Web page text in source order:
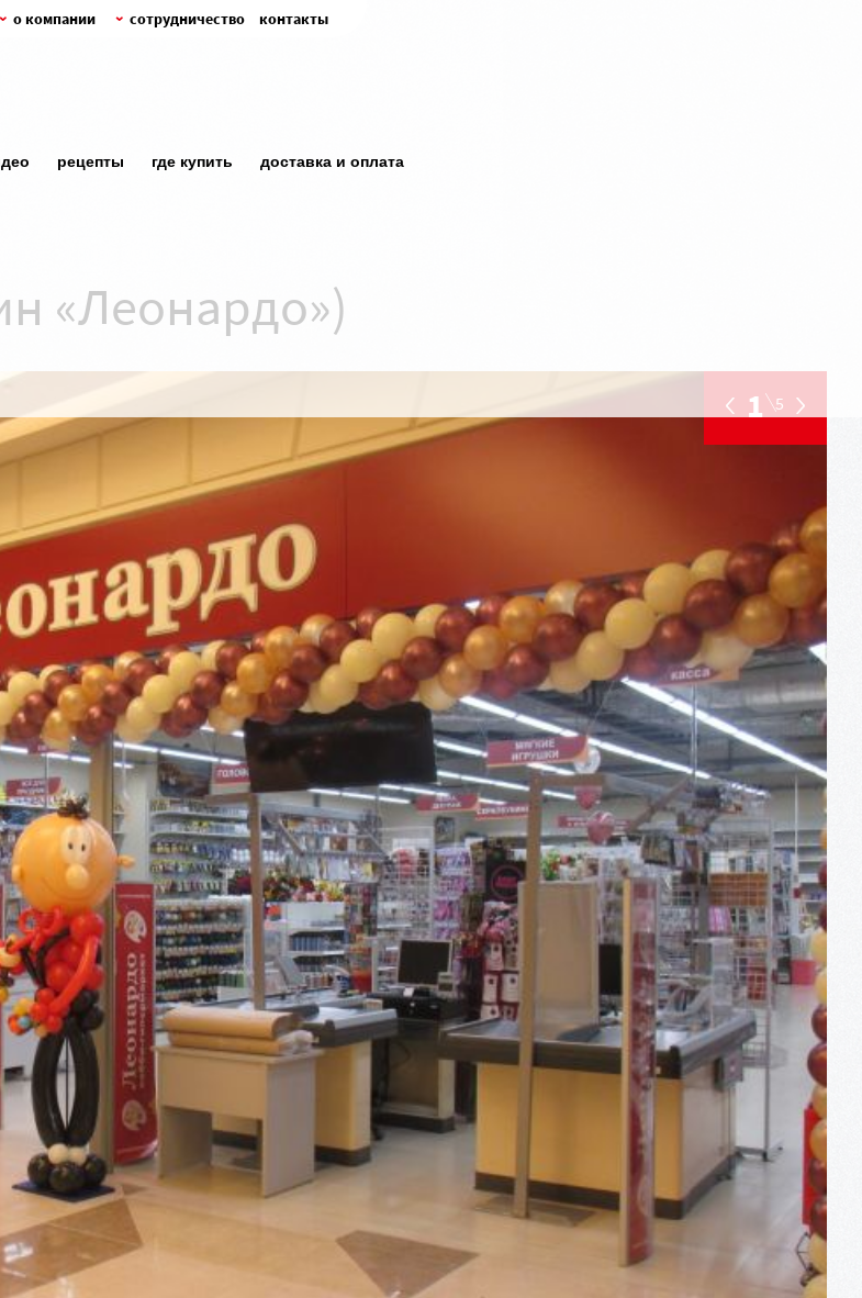
рецепты где купить доставка и оплата
о компании сотрудничество контакты
«Леонардо»)
1 5